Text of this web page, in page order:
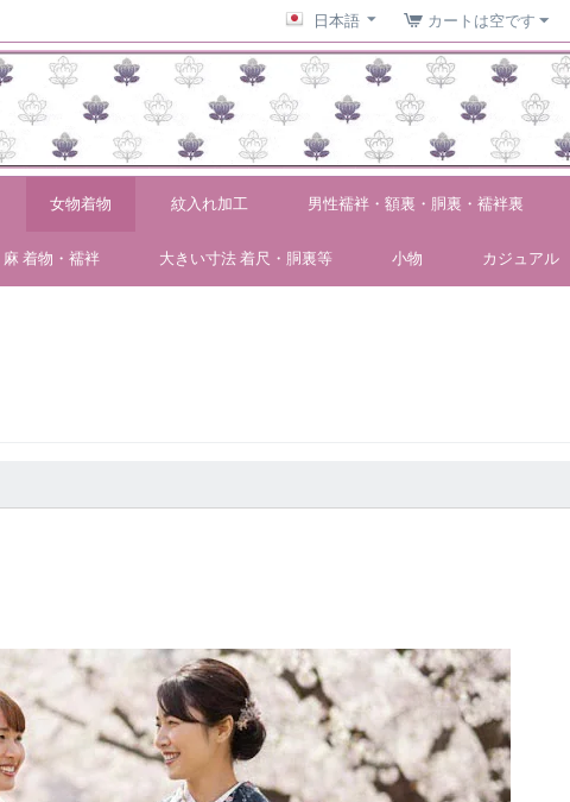
カートは空です
日本語
女物着物 紋入れ加工 男性襦袢・額裏・胴裏・襦袢裏
麻 着物・襦袢 大きい寸法 着尺・胴裏等 小物 カジュアル